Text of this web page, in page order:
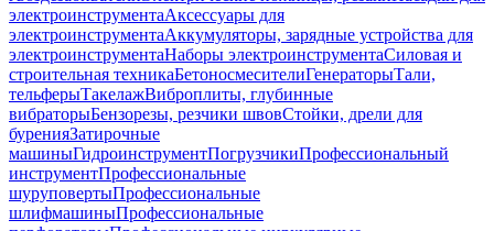
электроинструментаАксессуары для
электроинструментаАккумуляторы, зарядные устройства для
электроинструментаНаборы электроинструментаСиловая и
строительная техникаБетоносмесителиГенераторыТали,
тельферыТакелажВиброплиты, глубинные
вибраторыБензорезы, резчики швовСтойки, дрели для
буренияЗатирочные
машиныГидроинструментПогрузчикиПрофессиональный
инструментПрофессиональные
шуруповертыПрофессиональные
шлифмашиныПрофессиональные